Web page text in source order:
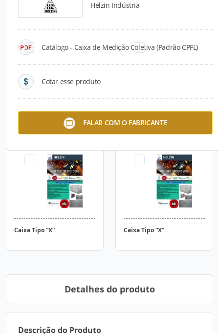
Helzin Indústria
Catálogo - Caixa de Medição Coletiva (Padrão CPFL)
Cotar esse produto
FALAR COM O FABRICANTE
Catálogos para Download
Caixa Tipo “X” Caixa Tipo “X”
Detalhes do produto
Descrição do Produto